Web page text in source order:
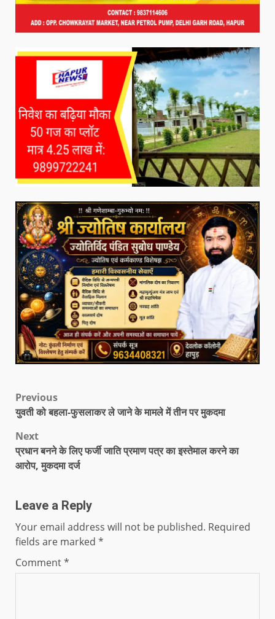
Previous
युवती को बहला-फुसलाकर ले जाने के मामले में तीन पर मुकदमा
Next
प्रधान बनने के लिए फर्जी जाति प्रमाण पत्र का इस्तेमाल करने का
आरोप, मुकदमा दर्ज
Leave a Reply
Your email address will not be published. Required
fields are marked *
Comment*